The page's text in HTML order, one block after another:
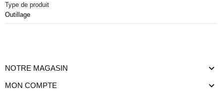
Type de produit
Outillage
NOTRE MAGASIN
MON COMPTE